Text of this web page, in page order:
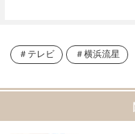
テレビ 横浜流星